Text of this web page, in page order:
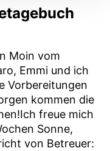
Moin vom
Emmi und ich
Vorbereitungen
kommen die
freue mich
Sonne,
von Betreuer: